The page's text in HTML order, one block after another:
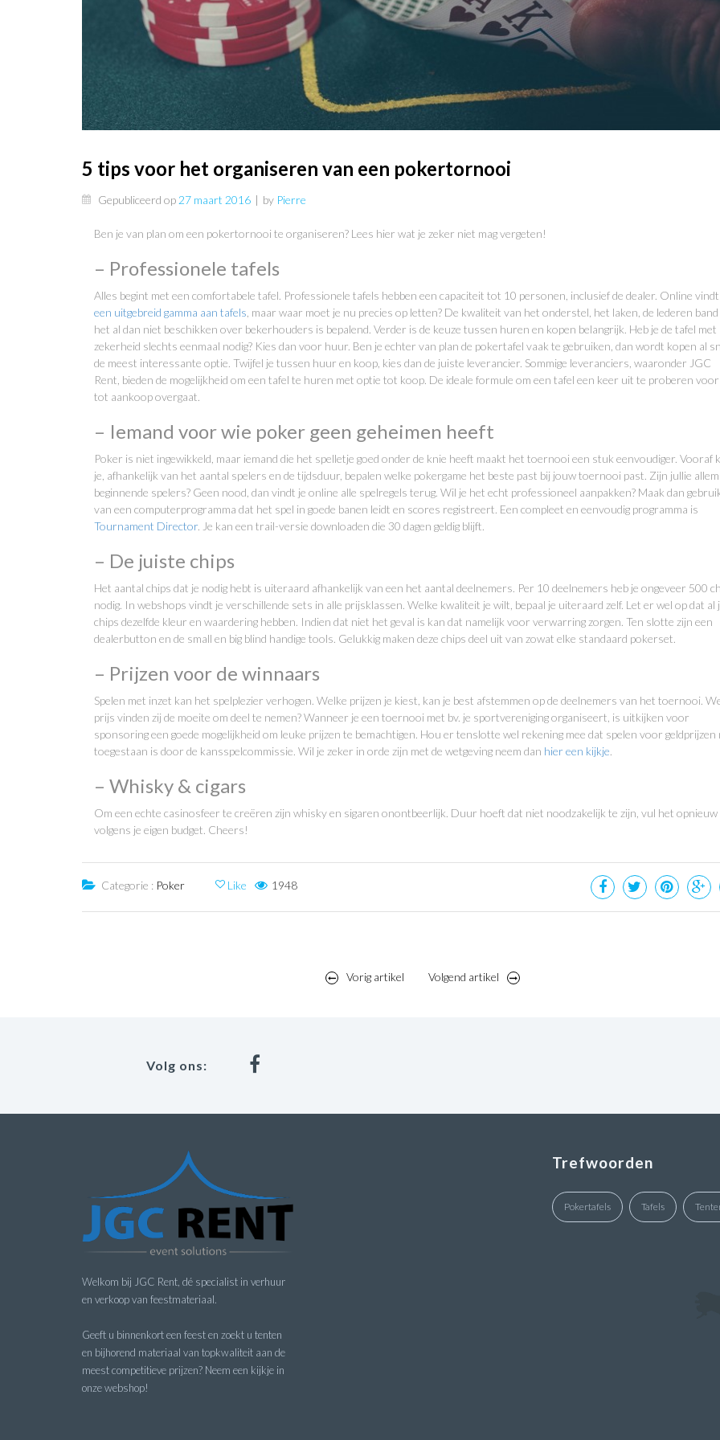
5 tips voor het organiseren van een pokertornooi
Gepubliceerd op 27 maart 2016 | by Pierre
Ben je van plan om een pokertornooi te organiseren? Lees hier wat je zeker niet mag vergeten!
– Professionele tafels
Alles begint met een comfortabele tafel. Professionele tafels hebben een capaciteit tot 10 personen, inclusief de dealer. Online vindt
een uitgebreid gamma aan tafels , maar waar moet je nu precies op letten? De kwaliteit van het onderstel, het laken, de lederen band
het al dan niet beschikken over bekerhouders is bepalend. Verder is de keuze tussen huren en kopen belangrijk. Heb je de tafel met
zekerheid slechts eenmaal nodig? Kies dan voor huur. Ben je echter van plan de pokertafel vaak te gebruiken, dan wordt kopen al
de meest interessante optie. Twijfel je tussen huur en koop, kies dan de juiste leverancier. Sommige leveranciers, waaronder JGC
Rent, bieden de mogelijkheid om een tafel te huren met optie tot koop. De ideale formule om een tafel een keer uit te proberen voor
tot aankoop overgaat.
– Iemand voor wie poker geen geheimen heeft
Poker is niet ingewikkeld, maar iemand die het spelletje goed onder de knie heeft maakt het toernooi een stuk eenvoudiger. Vooraf
je, afhankelijk van het aantal spelers en de tijdsduur, bepalen welke pokergame het beste past bij jouw toernooi past. Zijn jullie
beginnende spelers? Geen nood, dan vindt je online alle spelregels terug. Wil je het echt professioneel aanpakken? Maak dan
van een computerprogramma dat het spel in goede banen leidt en scores registreert. Een compleet en eenvoudig programma is
Tournament Director. Je kan een trail-versie downloaden die 30 dagen geldig blijft.
– De juiste chips
Het aantal chips dat je nodig hebt is uiteraard afhankelijk van een het aantal deelnemers. Per 10 deelnemers heb je ongeveer 500
nodig. In webshops vindt je verschillende sets in alle prijsklassen. Welke kwaliteit je wilt, bepaal je uiteraard zelf. Let er wel op dat al
chips dezelfde kleur en waardering hebben. Indien dat niet het geval is kan dat namelijk voor verwarring zorgen. Ten slotte zijn een
dealerbutton en de small en big blind handige tools. Gelukkig maken deze chips deel uit van zowat elke standaard pokerset.
– Prijzen voor de winnaars
Spelen met inzet kan het spelplezier verhogen. Welke prijzen je kiest, kan je best afstemmen op de deelnemers van het toernooi.
prijs vinden zij de moeite om deel te nemen? Wanneer je een toernooi met bv. je sportvereniging organiseert, is uitkijken voor
sponsoring een goede mogelijkheid om leuke prijzen te bemachtigen. Hou er tenslotte wel rekening mee dat spelen voor geldprijzen
toegestaan is door de kansspelcommissie. Wil je zeker in orde zijn met de wetgeving neem dan hier een kijkje
– Whisky & cigars
Om een echte casinosfeer te creëren zijn whisky en sigaren onontbeerlijk. Duur hoeft dat niet noodzakelijk te zijn, vul het opnieuw
volgens je eigen budget. Cheers!
Categorie : Poker Like 1948
Vorig artikel Volgend artikel
Volg ons:
Welkom bij JGC Rent, dé specialist in verhuur
en verkoop van feestmateriaal.
Geeft u binnenkort een feest en zoekt u tenten
en bijhorend materiaal van topkwaliteit aan de
meest competitieve prijzen? Neem een kijkje in
onze webshop!
Trefwoorden
Pokertafels Tafels